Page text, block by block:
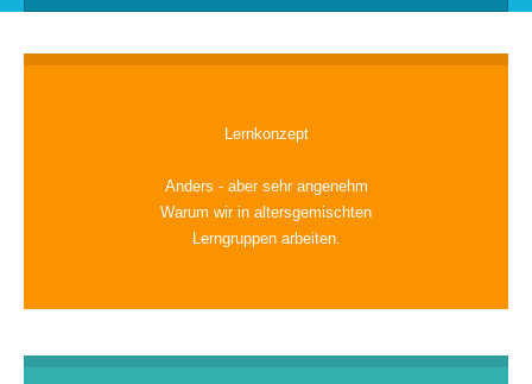
Lernkonzept
Anders - aber sehr angenehm
Warum wir in altersgemischten
Lerngruppen arbeiten.